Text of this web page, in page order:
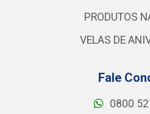
PRODUTOS
VELAS DE
Fale
0800